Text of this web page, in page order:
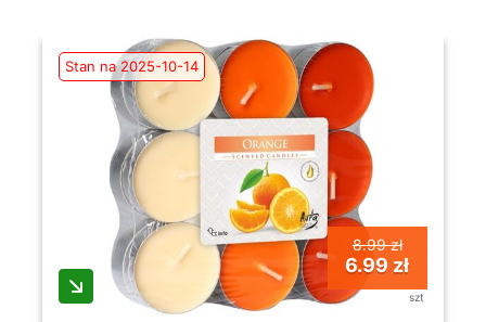
Stan na 2025-10-14
8.99 zł
6.99 zł
szt